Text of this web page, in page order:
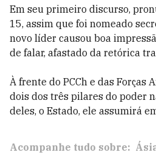
Em seu primeiro discurso,
15, assim que foi nomeado
novo líder causou boa
de falar, afastado da retórica
À frente do PCCh e das Forças
dois dos três pilares do poder
deles, o Estado, ele assumirá
Acompanhe tudo sobre: